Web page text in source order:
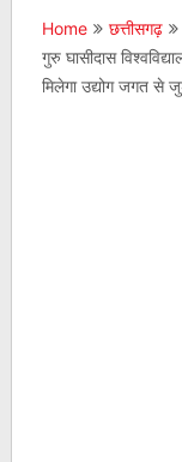
Home
छत्तीसगढ़
गुरु घासीदास
मिलेगा उद्योग जगत से